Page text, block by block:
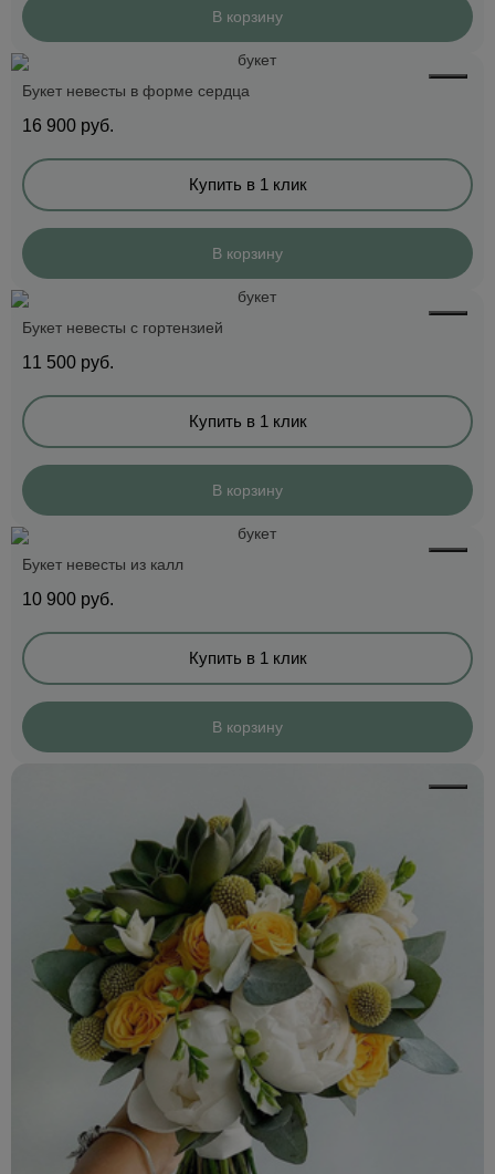
В корзину
Букет невесты в форме сердца
16 900 руб.
Купить в 1 клик
В корзину
Букет невесты с гортензией
11 500 руб.
Купить в 1 клик
В корзину
Букет невесты из калл
10 900 руб.
Купить в 1 клик
В корзину